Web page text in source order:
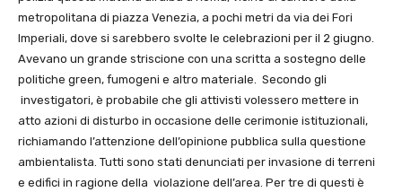
metropolitana di piazza Venezia, a pochi metri da via dei Fori
Imperiali, dove si sarebbero svolte le celebrazioni per il 2 giugno.
Avevano un grande striscione con una scritta a sostegno delle
politiche green, fumogeni e altro materiale. Secondo gli
investigatori, è probabile che gli attivisti volessero mettere in
atto azioni di disturbo in occasione delle cerimonie istituzionali,
richiamando l’attenzione dell’opinione pubblica sulla questione
ambientalista. Tutti sono stati denunciati per invasione di terreni
e edifici in ragione della violazione dell’area. Per tre di questi è